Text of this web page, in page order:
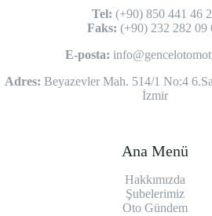
Tel: (+90) 850 441 46
Faks: (+90) 232 282 09
E-posta:
Adres: Beyazevler Mah. 514/1 No:4
İzmir
Ana Menü
Hakkımızda
Şubelerimiz
Oto Gündem